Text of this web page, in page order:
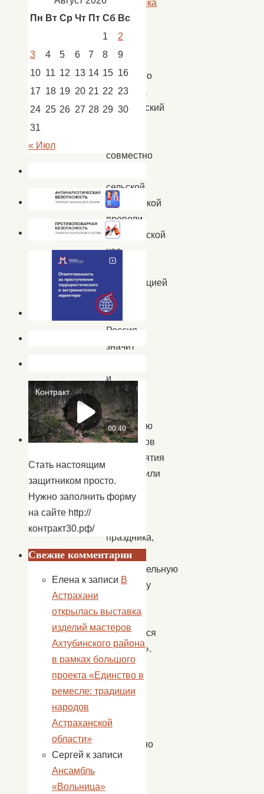
Сокрутовка
Дню
народного
единства
сокрутовский
совместно
сельской
библиотекой
провели
исторической
час
с
презентацией
«Если
будет
Россия,
значит
и
мы!
».
Вниманию
участников
мероприятия
предложили
праздника,
провели
познавательную
викторину
чего
начинается
Родина?».
Дети
показали
хорошие
и
правильно
отвечали
Пн Вт Ср Чт Пт Сб Вс
1
2
3
4 5 6 7 8
9
10 11 12 13 14 15 16
17 18 19 20 21 22 23
24 25 26 27 28 29 30
31
« Июл
Стать настоящим
защитником просто.
Нужно заполнить форму
на сайте http://
контракт30.рф/
Свежие комментарии
Елена к записи В
Астрахани
открылась выставка
изделий мастеров
Ахтубинского района
в рамках большого
проекта «Единство в
ремесле: традиции
народов
Астраханской
области»
Сергей к записи
Ансамбль
«Вольница»